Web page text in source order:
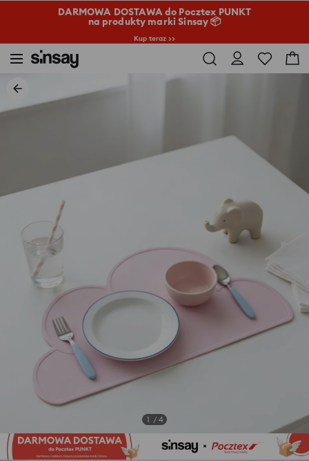
DARMOWA DOSTAWA do Pocztex PUNKT
na produkty marki Sinsay 📦
Kup teraz >>
1 / 4